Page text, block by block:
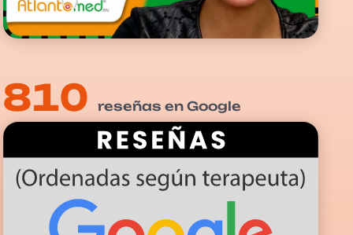
810 reseñas en Google